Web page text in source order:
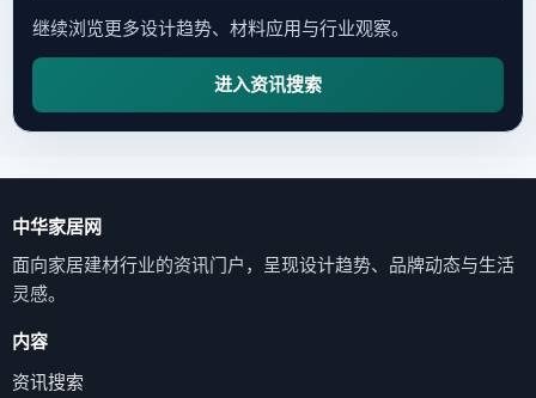
继续浏览更多设计趋势、材料应用与行业观察。
进入资讯搜索
中华家居网
面向家居建材行业的资讯门户，呈现设计趋势、品牌动态与生活
灵感。
内容
资讯搜索